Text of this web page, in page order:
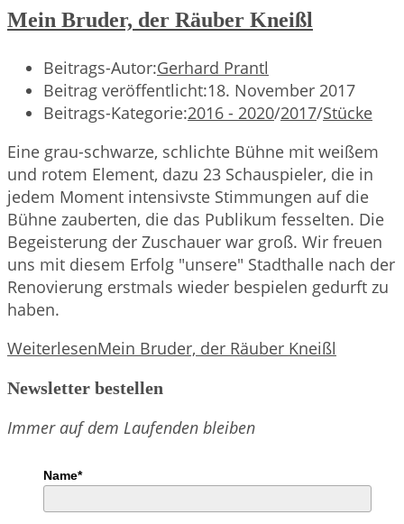
Mein Bruder, der Räuber Kneißl
Beitrags-Autor:Gerhard Prantl
Beitrag veröffentlicht:18. November 2017
Beitrags-Kategorie:2016 - 2020/2017/Stücke
Eine grau-schwarze, schlichte Bühne mit weißem
und rotem Element, dazu 23 Schauspieler, die in
jedem Moment intensivste Stimmungen auf die
Bühne zauberten, die das Publikum fesselten. Die
Begeisterung der Zuschauer war groß. Wir freuen
uns mit diesem Erfolg "unsere" Stadthalle nach der
Renovierung erstmals wieder bespielen gedurft zu
haben.
WeiterlesenMein Bruder, der Räuber Kneißl
Newsletter bestellen
Immer auf dem Laufenden bleiben
Name*